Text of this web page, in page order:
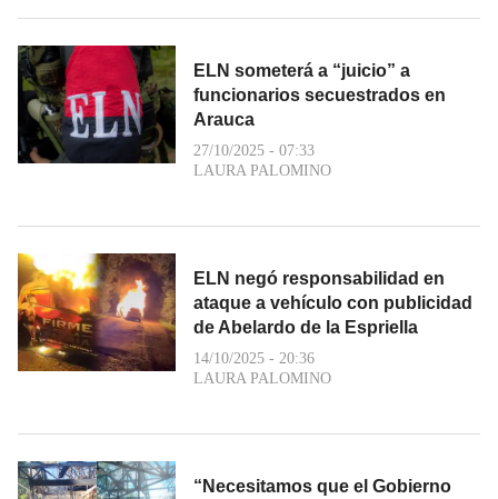
ELN someterá a “juicio” a
funcionarios secuestrados en
Arauca
27/10/2025 - 07:33
LAURA PALOMINO
ELN negó responsabilidad en
ataque a vehículo con publicidad
de Abelardo de la Espriella
14/10/2025 - 20:36
LAURA PALOMINO
“Necesitamos que el Gobierno